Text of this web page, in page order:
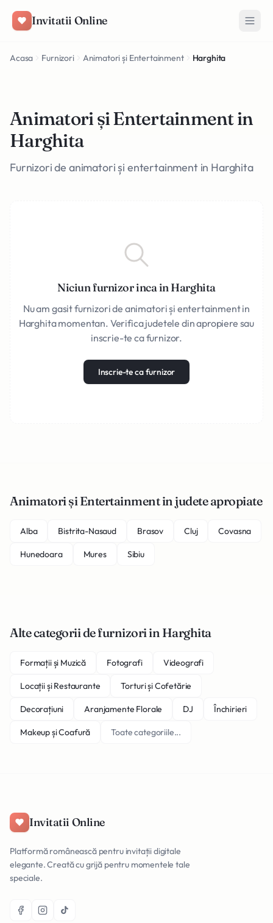
Invitatii Online
Acasa Furnizori Animatori și Entertainment Harghita
Animatori și Entertainment in
Harghita
Furnizori de animatori și entertainment in Harghita
Niciun furnizor inca in Harghita
Nu am gasit furnizori de animatori și entertainment in
Harghita momentan. Verifica judetele din apropiere sau
inscrie-te ca furnizor.
Inscrie-te ca furnizor
Animatori și Entertainment in judete apropiate
Alba Bistrita-Nasaud Brasov Cluj Covasna
Hunedoara Mures Sibiu
Alte categorii de furnizori in Harghita
Formații și Muzică Fotografi Videografi
Locații și Restaurante Torturi și Cofetărie
Decorațiuni Aranjamente Florale DJ Închirieri
Makeup și Coafură Toate categoriile...
Invitatii Online
Platformă românească pentru invitații digitale
elegante. Creată cu grijă pentru momentele tale
speciale.